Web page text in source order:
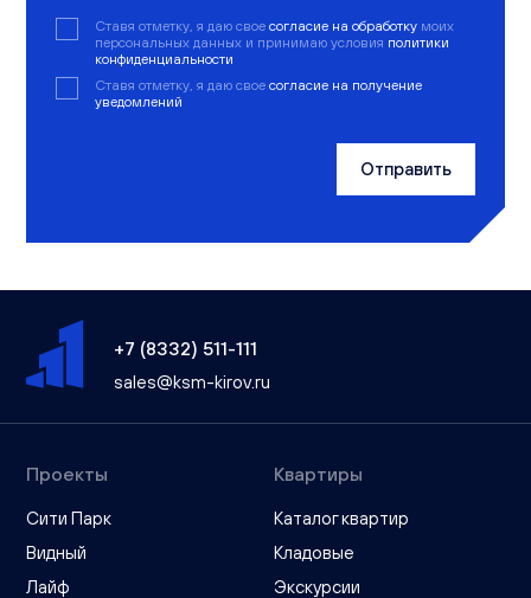
Ставя отметку, я даю свое согласие на обработку моих
персональных данных и принимаю условия политики
конфиденциальности
Ставя отметку, я даю свое согласие на получение
уведомлений
Отправить
+7 (8332) 511-111
sales@ksm-kirov.ru
Проекты
Сити Парк
Видный
Лайф
Квартиры
Каталог квартир
Кладовые
Экскурсии